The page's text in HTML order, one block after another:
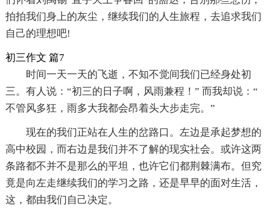
拍拍我们身上的灰尘，继续我们的人生旅程，去追求我们
自己的理想吧!
初三作文 篇7
时间一天一天的飞逝，不知不觉间我们已经身处初
三。有人说：“初三的日子啊，风雨兼程！” 而我却说：“
不管风多狂，雨多大我都会昂着头大步走完。”
现在的我们正站在人生的岔路口。左边是承起梦想的
高中校园，而右边是我们并不了解的现实社会。或许这两
条路都不并不是那么的平坦，也许它们都荆棘满布。但究
竟是向左走继续我们的学习之路，还是早早的面对生活，
这，都由我们自己决定。